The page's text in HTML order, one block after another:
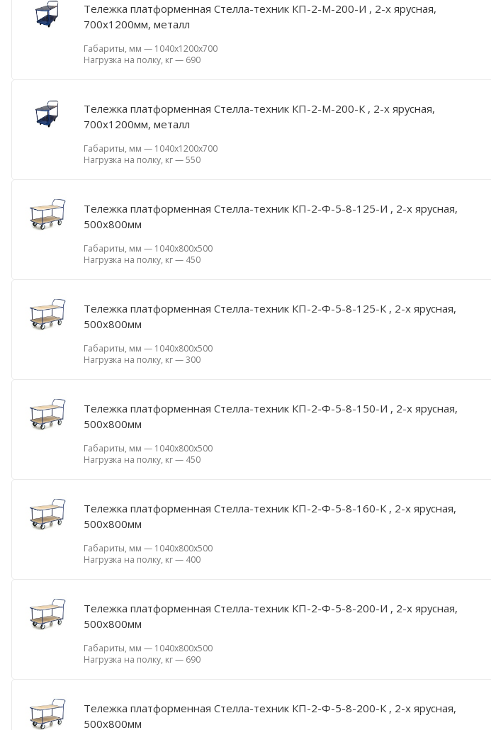
Тележка платформенная Стелла-техник КП-2-М-200-И , 2-х ярусная,
700х1200мм, металл
Габариты, мм — 1040х1200х700
Нагрузка на полку, кг— 690
Тележка платформенная Стелла-техник КП-2-М-200-К , 2-х ярусная,
700х1200мм, металл
Габариты, мм — 1040х1200х700
Нагрузка на полку, кг—550
Тележка платформенная Стелла-техник КП-2-Ф-5-8-125-И , 2-х ярусная,
500х800мм
Габариты, мм — 1040х800х500
Нагрузка на полку, кг— 450
Тележка платформенная Стелла-техник КП-2-Ф-5-8-125-К , 2-х ярусная,
500х800мм
Габариты, мм — 1040х800х500
Нагрузка на полку, кг—300
Тележка платформенная Стелла-техник КП-2-Ф-5-8-150-И , 2-х ярусная,
500х800мм
Габариты, мм — 1040х800х500
Нагрузка на полку, кг— 450
Тележка платформенная Стелла-техник КП-2-Ф-5-8-160-К , 2-х ярусная,
500х800мм
Габариты, мм — 1040х800х500
Нагрузка на полку, кг— 400
Тележка платформенная Стелла-техник КП-2-Ф-5-8-200-И , 2-х ярусная,
500х800мм
Габариты, мм — 1040х800х500
Нагрузка на полку, кг— 690
Тележка платформенная Стелла-техник КП-2-Ф-5-8-200-К , 2-х ярусная,
500х800мм